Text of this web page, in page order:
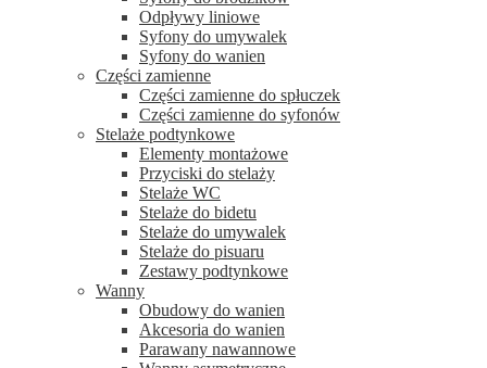
Odpływy liniowe
Syfony do umywalek
Syfony do wanien
Części zamienne
Części zamienne do spłuczek
Części zamienne do syfonów
Stelaże podtynkowe
Elementy montażowe
Przyciski do stelaży
Stelaże WC
Stelaże do bidetu
Stelaże do umywalek
Stelaże do pisuaru
Zestawy podtynkowe
Wanny
Obudowy do wanien
Akcesoria do wanien
Parawany nawannowe